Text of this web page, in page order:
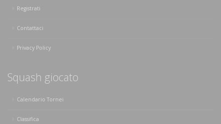
Registrati
Contattaci
Privacy Policy
Squash giocato
Calendario Tornei
Classifica